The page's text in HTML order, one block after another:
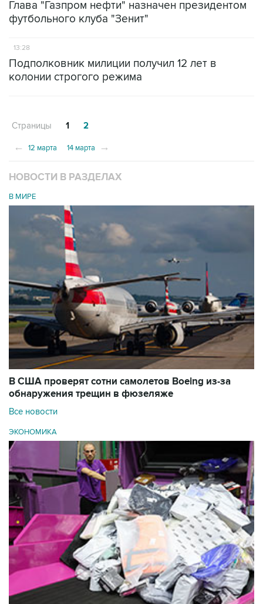
Глава "Газпром нефти" назначен президентом
футбольного клуба "Зенит"
13:28
Подполковник милиции получил 12 лет в
колонии строгого режима
Страницы 1 2
← 12 марта 14 марта →
НОВОСТИ В РАЗДЕЛАХ
В МИРЕ
В США проверят сотни самолетов Boeing из-за
обнаружения трещин в фюзеляже
Все новости
ЭКОНОМИКА